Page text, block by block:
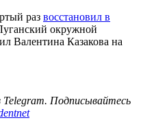
раз восстановил в
окружной
Валентина Казакова на
Telegram. Подписывайтесь